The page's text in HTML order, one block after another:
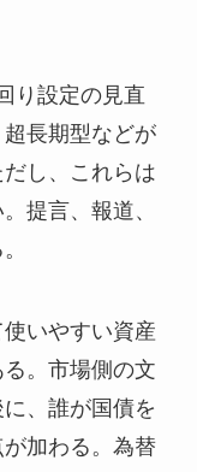
り設定の見直
長期型などが
し、これらは
提言、報道、
いやすい資産
。市場側の文
、誰が国債を
加わる。為替